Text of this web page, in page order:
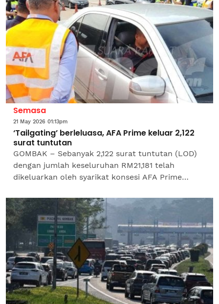
Semasa
21 May 2026 01:13pm
‘Tailgating’ berleluasa, AFA Prime keluar 2,122
surat tuntutan
GOMBAK – Sebanyak 2,122 surat tuntutan (LOD)
dengan jumlah keseluruhan RM21,181 telah
dikeluarkan oleh syarikat konsesi AFA Prime
Lumpur-Karak (KLK) dan...